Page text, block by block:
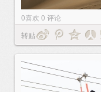
0喜欢 0 评论
转贴